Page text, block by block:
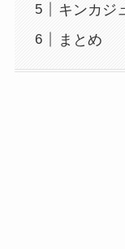
キンカジ
まとめ